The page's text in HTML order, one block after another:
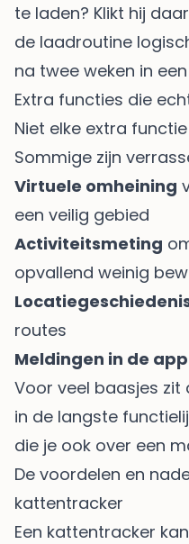
te laden? Klikt hij
de laadroutine
na twee weken in
Extra functies die
Niet elke extra
Sommige zijn
Virtuele omheining
een veilig gebied
Activiteitsmeting
opvallend weinig
routes
Meldingen in de app
Voor veel baasjes zit
in de langste
die je ook over een
De voordelen en
kattentracker
Een kattentracker